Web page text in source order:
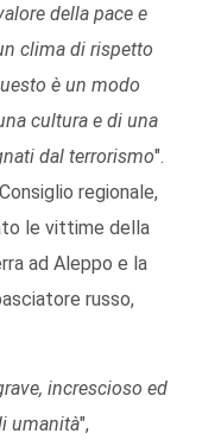
della pace e
clima di rispetto
è un modo
cultura e di una
dal terrorismo".
regionale,
le vittime della
ad Aleppo e la
russo,
increscioso ed
umanità",